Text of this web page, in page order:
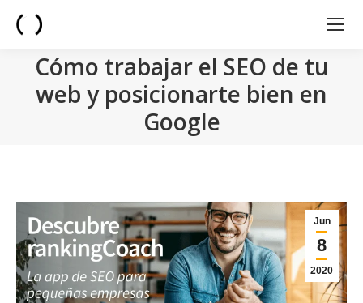
Cómo trabajar el SEO de tu
web y posicionarte bien en
Google
Jun
8
2020